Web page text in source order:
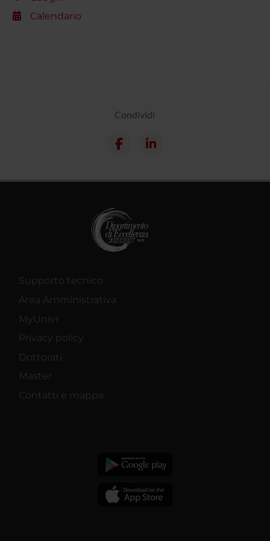
Calendario
Condividi
Supporto tecnico
Area Amministrativa
MyUnivr
Privacy policy
Dottorati
Master
Contatti e mappa